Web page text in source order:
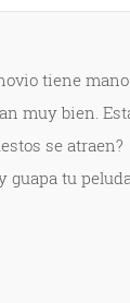
tiene
muy bien.
se atraen?
guapa tu